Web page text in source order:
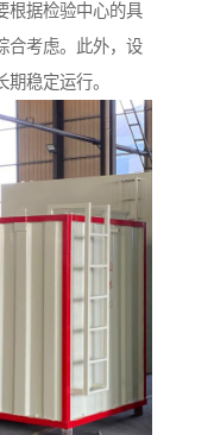
根据检验中心的具
合考虑。此外，设
稳定运行。